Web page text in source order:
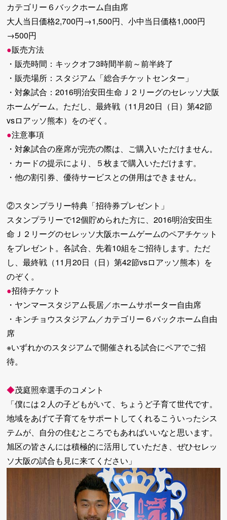
カテゴリー６バックホーム自由席
大人当日価格2,700円→1,500円、小中当日価格1,000円
→500円
●販売方法
・販売時間：キックオフ3時間半前～前半終了
・販売場所：スタジアム「総合チケットセンター」
・対象試合：2016明治安田生命Ｊ２リーグのセレッソ大阪
ホームゲーム。ただし、最終戦（11月20日（日）第42節
vsロアッソ熊本）をのぞく。
●注意事項
・対象試合の座席が完売の際は、ご購入いただけません。
・カードの提示により、５枚まで購入いただけます。
・他の割引券、優待サービスとの併用はできません。
②スタンプラリー特典「招待券プレゼント」
スタンプラリーで12個貯められた方に、2016明治安田生
命Ｊ２リーグのセレッソ大阪ホームゲームのペアチケット
をプレゼント。各試合、先着10組をご招待します。ただ
し、最終戦（11月20日（日）第42節vsロアッソ熊本）を
のぞく。
●招待チケット
・ヤンマースタジアム長居／ホームサポーター自由席
・キンチョウスタジアム／カテゴリー６バックホーム自由
席
※いずれかのスタジアムで開催される試合にペアでご招
待。
◆茂庭照幸選手のコメント
「僕には２人の子どもがいて、ちょうど子育て世代です。
地域をあげて子育てをサポートしてくれるこういったシス
テムが、自分の住むところでもあればいいなと思います。
旭区の皆さんには積極的に活用していただき、ぜひセレッ
ソ大阪の試合も見に来てください」